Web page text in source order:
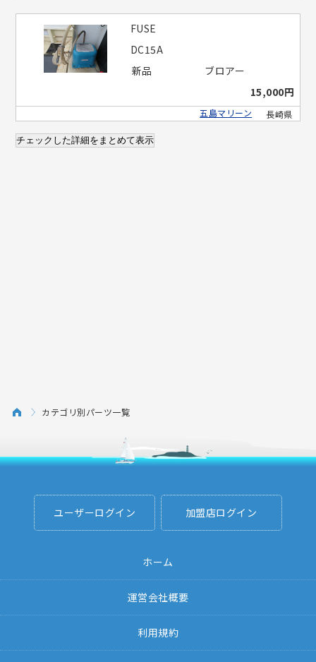
FUSE
DC15A
新品
ブロアー
15,000円
長崎県
五島マリーン
チェックした詳細をまとめて表示
カテゴリ別パーツ一覧
ユーザーログイン 加盟店ログイン
ホーム
運営会社概要
利用規約